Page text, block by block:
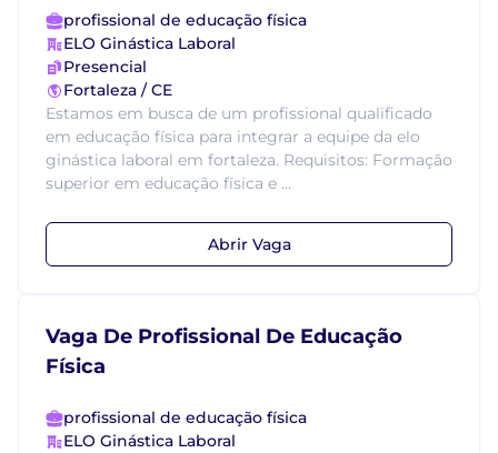
profissional de educação física
ELO Ginástica Laboral
Presencial
Fortaleza / CE
Estamos em busca de um profissional qualificado
em educação física para integrar a equipe da elo
ginástica laboral em fortaleza. Requisitos: Formação
superior em educação física e ...
Abrir Vaga
Vaga De Profissional De Educação
Física
profissional de educação física
ELO Ginástica Laboral